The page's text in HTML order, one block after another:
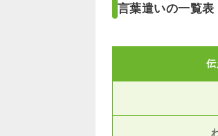
言葉遣いの一覧表
伝